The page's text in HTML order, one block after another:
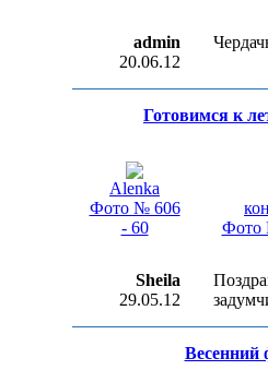
admin
20.06.12
Готовимся к
Alenka
Фото № 606
- 60
Фото
Sheila
29.05.12
Весенний